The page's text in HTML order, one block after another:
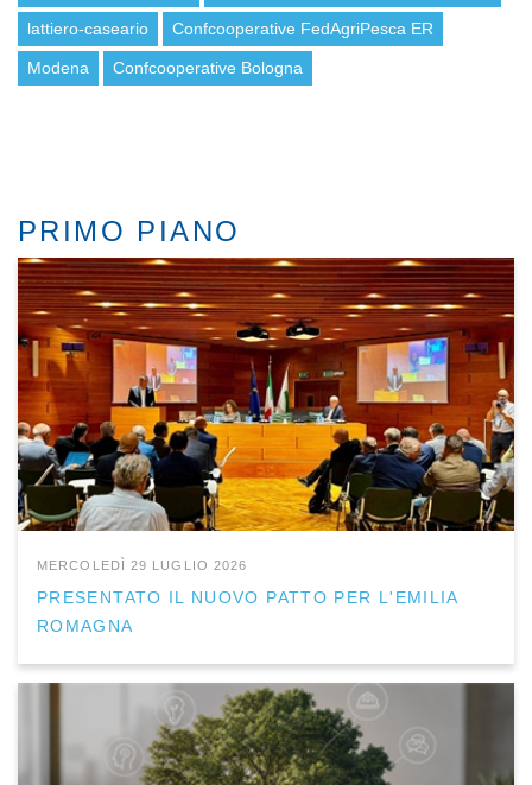
lattiero-caseario Confcooperative FedAgriPesca ER
Modena Confcooperative Bologna
PRIMO PIANO
MERCOLEDÌ 29 LUGLIO 2026
PRESENTATO IL NUOVO PATTO PER L'EMILIA
ROMAGNA